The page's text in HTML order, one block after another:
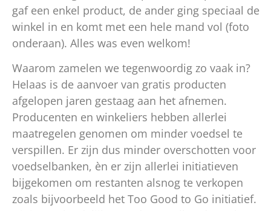
gaf een enkel product, de ander ging speciaal de
winkel in en komt met een hele mand vol (foto
onderaan). Alles was even welkom!
Waarom zamelen we tegenwoordig zo vaak in?
Helaas is de aanvoer van gratis producten
afgelopen jaren gestaag aan het afnemen.
Producenten en winkeliers hebben allerlei
maatregelen genomen om minder voedsel te
verspillen. Er zijn dus minder overschotten voor
voedselbanken, èn er zijn allerlei initiatieven
bijgekomen om restanten alsnog te verkopen
zoals bijvoorbeeld het Too Good to Go initiatief.